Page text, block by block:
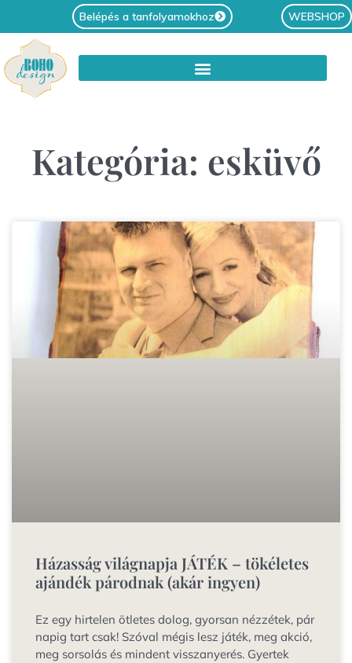
Belépés a tanfolyamokhoz WEBSHOP
Kategória: esküvő
Házasság világnapja JÁTÉK – tökéletes
ajándék párodnak (akár ingyen)
Ez egy hirtelen ötletes dolog, gyorsan nézzétek, pár
napig tart csak! Szóval mégis lesz játék, meg akció,
meg sorsolás és mindent visszanyerés. Gyertek